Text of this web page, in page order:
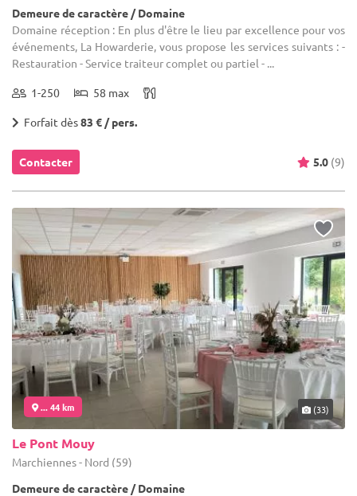
Demeure de caractère / Domaine
Domaine réception : En plus d'être le lieu par excellence pour vos
événements, La Howarderie, vous propose les services suivants : -
Restauration - Service traiteur complet ou partiel - ...
1-250 58 max
Forfait dès83 € / pers.
Contacter 5.0 (9)
... 44 km (33)
Le Pont Mouy
Marchiennes - Nord (59)
Demeure de caractère / Domaine